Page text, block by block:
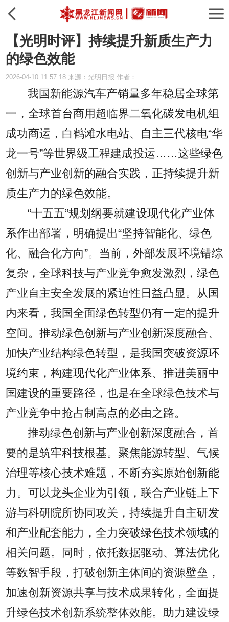
【光明时评】持续提升新质生产力
的绿色效能
2026-04-10 11:57:18 来源：光明日报 作者：
我国新能源汽车产销量多年稳居全球第
一，全球首台商用超临界二氧化碳发电机组
成功商运，白鹤滩水电站、自主三代核电“华
龙一号”等世界级工程建成投运……这些绿色
创新与产业创新的融合实践，正持续提升新
质生产力的绿色效能。
“十五五”规划纲要就建设现代化产业体
系作出部署，明确提出“坚持智能化、绿色
化、融合化方向”。当前，外部发展环境错综
复杂，全球科技与产业竞争愈发激烈，绿色
产业自主安全发展的紧迫性日益凸显。从国
内来看，我国全面绿色转型仍有一定的提升
空间。推动绿色创新与产业创新深度融合、
加快产业结构绿色转型，是我国突破资源环
境约束，构建现代化产业体系、推进美丽中
国建设的重要路径，也是在全球绿色技术与
产业竞争中抢占制高点的必由之路。
推动绿色创新与产业创新深度融合，首
要的是筑牢科技根基。聚焦能源转型、气候
治理等核心技术难题，不断夯实原始创新能
力。可以龙头企业为引领，联合产业链上下
游与科研院所协同攻关，持续提升自主研发
和产业配套能力，全力突破绿色技术领域的
相关问题。同时，依托数据驱动、算法优化
等数智手段，打破创新主体间的资源壁垒，
加速创新资源共享与技术成果转化，全面提
升绿色技术创新系统整体效能。助力建设绿